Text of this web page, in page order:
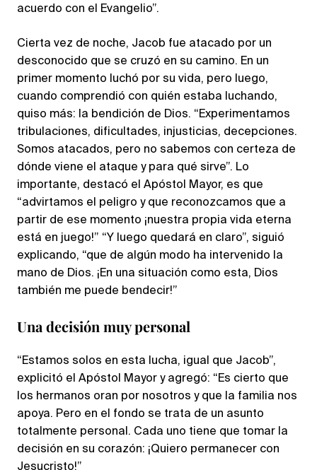
acuerdo con el Evangelio”.
Cierta vez de noche, Jacob fue atacado por un
desconocido que se cruzó en su camino. En un
primer momento luchó por su vida, pero luego,
cuando comprendió con quién estaba luchando,
quiso más: la bendición de Dios. “Experimentamos
tribulaciones, dificultades, injusticias, decepciones.
Somos atacados, pero no sabemos con certeza de
dónde viene el ataque y para qué sirve”. Lo
importante, destacó el Apóstol Mayor, es que
“advirtamos el peligro y que reconozcamos que a
partir de ese momento ¡nuestra propia vida eterna
está en juego!” “Y luego quedará en claro”, siguió
explicando, “que de algún modo ha intervenido la
mano de Dios. ¡En una situación como esta, Dios
también me puede bendecir!”
Una decisión muy personal
“Estamos solos en esta lucha, igual que Jacob”,
explicitó el Apóstol Mayor y agregó: “Es cierto que
los hermanos oran por nosotros y que la familia nos
apoya. Pero en el fondo se trata de un asunto
totalmente personal. Cada uno tiene que tomar la
decisión en su corazón: ¡Quiero permanecer con
Jesucristo!”